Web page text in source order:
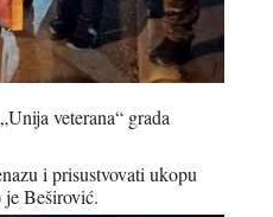
veterana“ grada
i prisustvovati ukopu
je Beširović.